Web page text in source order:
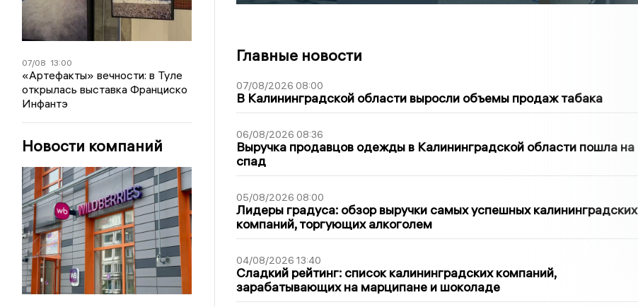
07/08 13:00
«Артефакты» вечности: в Туле
открылась выставка Франциско
Инфантэ
Новости компаний
Главные новости
07/08/2026 08:00
В Калининградской области выросли объемы продаж табака
06/08/2026 08:36
Выручка продавцов одежды в Калининградской области пошла на
спад
05/08/2026 08:00
Лидеры градуса: обзор выручки самых успешных калининградских
компаний, торгующих алкоголем
04/08/2026 13:40
Сладкий рейтинг: список калининградских компаний,
зарабатывающих на марципане и шоколаде